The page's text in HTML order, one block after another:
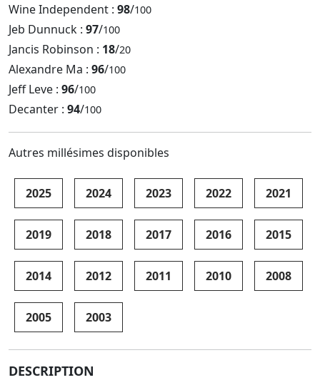
Wine Independent : 98/100
Jeb Dunnuck : 97/100
Jancis Robinson : 18/20
Alexandre Ma : 96/100
Jeff Leve : 96/100
Decanter : 94/100
Autres millésimes disponibles
2025 2024 2023 2022 2021
2019 2018 2017 2016 2015
2014 2012 2011 2010 2008
2005 2003
DESCRIPTION